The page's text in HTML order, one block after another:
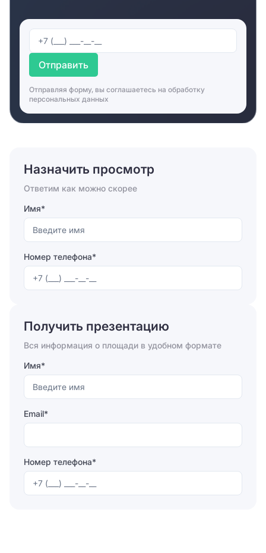
Отправить
Отправляя форму, вы соглашаетесь на обработку
персональных данных
Назначить просмотр
Ответим как можно скорее
Имя*
Номер телефона*
Отправить
Получить презентацию
Вся информация о площади в удобном формате
Имя*
Email*
Номер телефона*